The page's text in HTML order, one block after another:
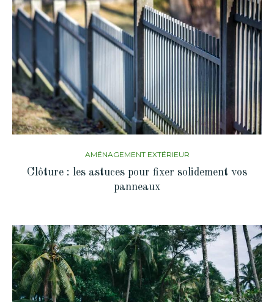
AMÉNAGEMENT EXTÉRIEUR
Clôture : les astuces pour fixer solidement vos
panneaux